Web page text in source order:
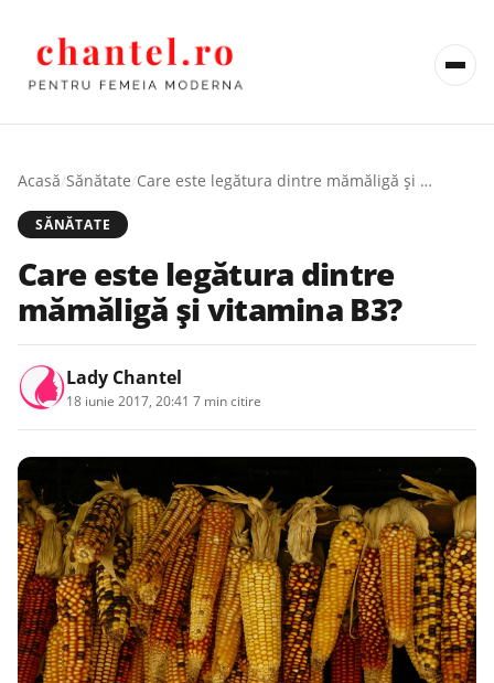
Acasă/Sănătate/ Care este legătura dintre mămăligă şi vitamina B3?
SĂNĂTATE
Care este legătura dintre
mămăligă şi vitamina B3?
Lady Chantel
18 iunie 2017, 20:41 7 min citire